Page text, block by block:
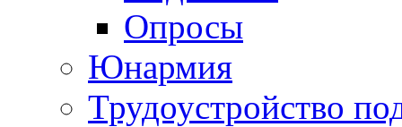
Опросы
Юнармия
Трудоустройство